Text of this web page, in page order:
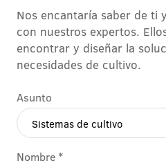
Nos encantaría saber de ti
con nuestros expertos.
encontrar y diseñar la
necesidades de cultivo.
Asunto
Nombre *